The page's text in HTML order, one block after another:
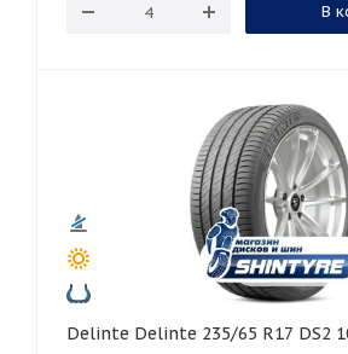
В
Delinte Delinte 235/65 R17 DS2